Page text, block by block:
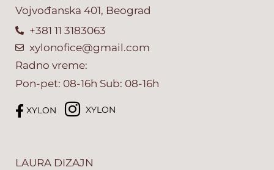
Vojvođanska 401, Beograd
+381 11 3183063
xylonofice@gmail.com
Radno vreme:
Pon-pet: 08-16h Sub: 08-16h
XYLON XYLON
LAURA DIZAJN